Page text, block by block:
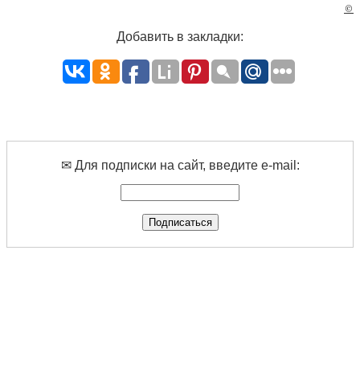
©
Добавить в закладки:
✉ Для подписки на сайт, введите e-mail: